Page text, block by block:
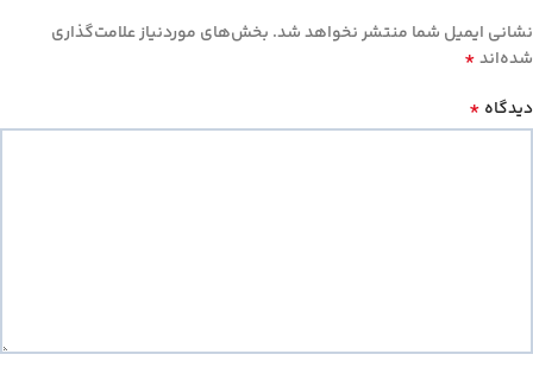
نشانی ایمیل شما منتشر نخواهد شد. بخش‌های موردنیاز علامت‌گذاری
شده‌اند*
دیدگاه *